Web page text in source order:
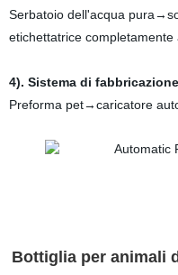
Serbatoio dell'acqua
etichettatrice
4). Sistema di
Preforma pet→caricatore
Bottiglia per animali